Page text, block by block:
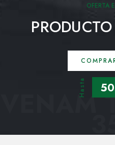
OFERTA
Hasta
VENAM